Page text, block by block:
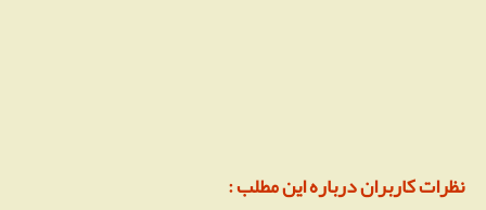
نظرات کاربران درباره این مطلب :